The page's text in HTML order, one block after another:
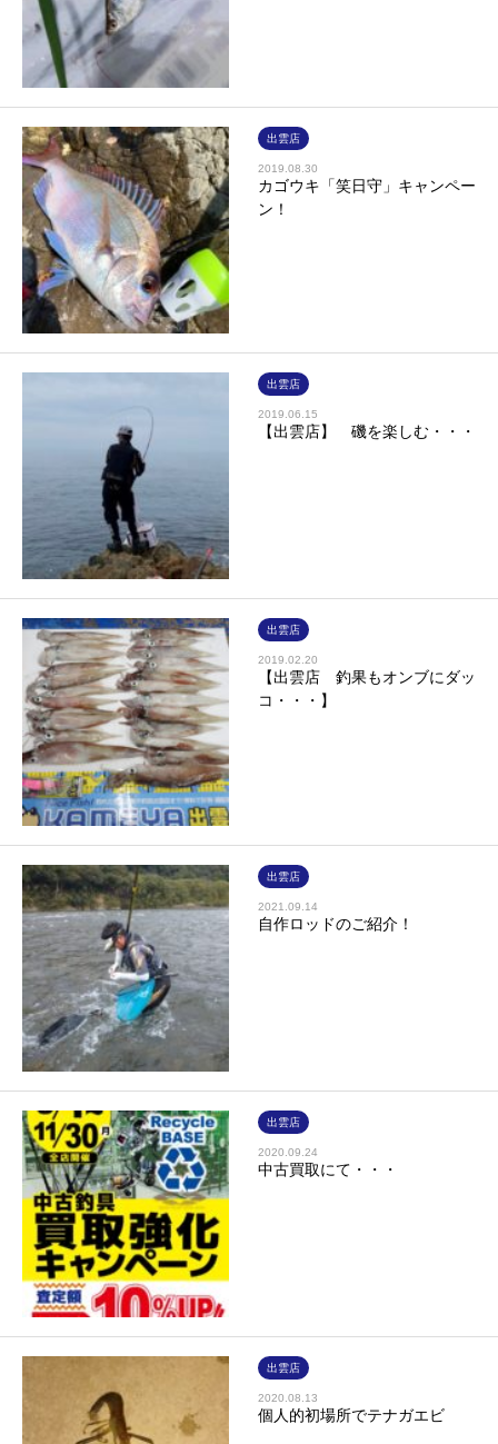
出雲店
2019.08.30
カゴウキ「笑日守」キャンペー
ン！
出雲店
2019.06.15
【出雲店】 磯を楽しむ・・・
出雲店
2019.02.20
【出雲店 釣果もオンブにダッ
コ・・・】
出雲店
2021.09.14
自作ロッドのご紹介！
出雲店
2020.09.24
中古買取にて・・・
出雲店
2020.08.13
個人的初場所でテナガエビ